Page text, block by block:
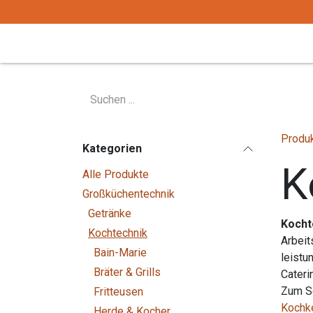
Kategorien
Alle Produkte
Großküchentechnik
Getränke
Kochtechnik
Bain-Marie
Bräter & Grills
Fritteusen
Zum